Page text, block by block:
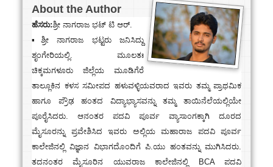
About the Author
ಹೆಸರು:ಶ್ರೀ ನಾಗರಾಜ ಭಟ್ ಟಿ ಆರ್.
▪ಶ್ರೀ ನಾಗರಾಜ ಭಟ್ಟರು ಜನಿಸಿದ್ದು
ಶೃಂಗೇರಿಯಲ್ಲಿ. ಮೂಲತಃ
ಚಿಕ್ಕಮಗಳೂರು ಜಿಲ್ಲೆಯ ಮೂಡಿಗೆರೆ
ತಾಲ್ಲೂಕಿನ ಕಳಸ ಸಮೀಪದ ಹಳುವಳ್ಳಿಯವರಾದ ಇವರು ತಮ್ಮ ಪ್ರಾಥಮಿಕ
ಹಾಗೂ ಪ್ರೌಢ ಹಂತದ ವಿದ್ಯಾಭ್ಯಾಸವನ್ನು ತಮ್ಮ ತಾಯಿನೆಲೆಯಲ್ಲಿಯೇ
ಪೂರೈಸಿದರು. ಆನಂತರ ಪದವಿ ಪೂರ್ವ ವ್ಯಾಸಾಂಗಕ್ಕಾಗಿ ದೂರದ
ಮೈಸೂರನ್ನು ಪ್ರವೇಶಿಸಿದ ಇವರು ಅಲ್ಲಿಯ ಮಹಾರಾಜ ಪದವಿ ಪೂರ್ವ
ಕಾಲೇಜಿನಲ್ಲಿ ವಿಜ್ಞಾನ ವಿಭಾಗದೊಂದಿಗೆ ಪಿ.ಯು ಹಂತವನ್ನು ಮುಗಿಸಿದರು.
ತದನಂತರ ಮೈಸೂರಿನ ಯುವರಾಜ ಕಾಲೇಜಿನಲ್ಲಿ BCA ಪದವಿ